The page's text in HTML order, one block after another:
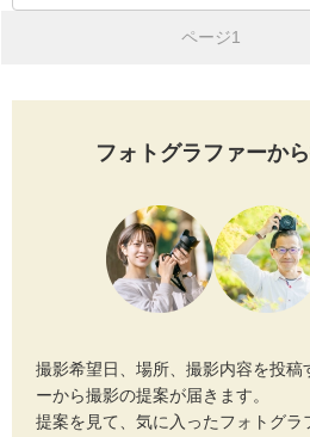
ページ1
フォトグラファーか
撮影希望日、場所、撮影内容を投稿
ーから撮影の提案が届きます。
提案を見て、気に入ったフォトグ